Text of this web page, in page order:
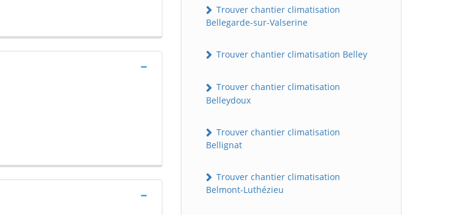
Trouver chantier climatisation
Bellegarde-sur-Valserine
Trouver chantier climatisation Belley
Trouver chantier climatisation
Belleydoux
Trouver chantier climatisation
Bellignat
Trouver chantier climatisation
Belmont-Luthézieu